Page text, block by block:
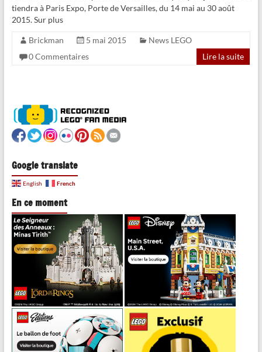
tiendra à Paris Expo, Porte de Versailles, du 14 mai au 30 août
2015. Sur plus
Brickman 5 mai 2015
News LEGO
0 Commentaires
Lire la suite
Google translate
English French
En ce moment